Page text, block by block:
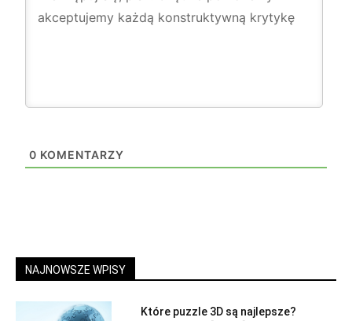
0 KOMENTARZY
NAJNOWSZE WPISY
Które puzzle 3D są najlepsze?